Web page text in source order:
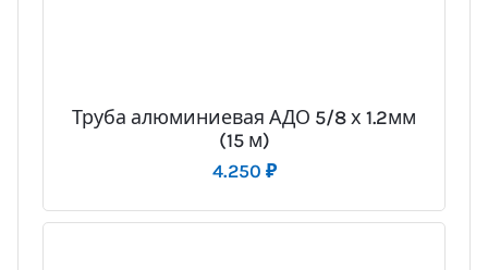
Труба алюминиевая АДО 5/8 х 1.2мм
(15 м)
4.250 ₽